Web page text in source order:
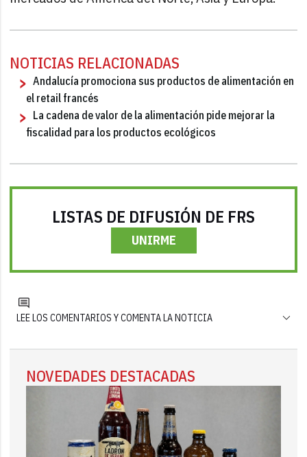
NOTICIAS RELACIONADAS
Andalucía promociona sus productos de alimentación en
el retail francés
La cadena de valor de la alimentación pide mejorar la
fiscalidad para los productos ecológicos
LISTAS DE DIFUSIÓN DE FRS
UNIRME
LEE LOS COMENTARIOS Y COMENTA LA NOTICIA
NOVEDADES DESTACADAS